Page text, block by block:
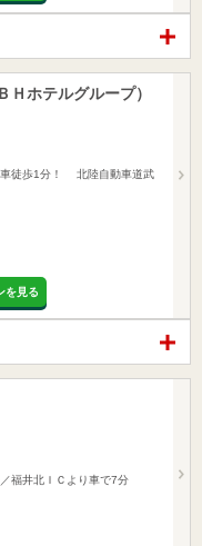
ホテルグループ）
車徒歩1分！ 北陸自動車道武
を見る
福井北ＩＣより車で7分